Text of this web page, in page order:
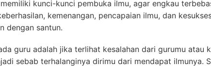
kunci-kunci pembuka ilmu, agar engkau
kemenangan, pencapaian ilmu, dan
dengan santun.
adalah jika terlihat kesalahan dari gurumu atau
sebab terhalanginya dirimu dari mendapat ilmunya.